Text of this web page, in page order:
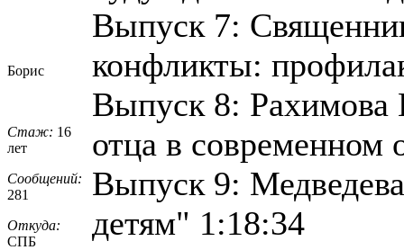
Борис
Стаж: 16
лет
Сообщений:
281
Откуда:
СПБ
Выпуск 7:
конфликты:
Выпуск 8:
отца в современном
Выпуск 9:
детям" 1:18:34